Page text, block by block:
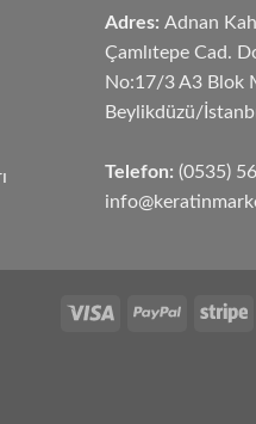
Adres: Adnan
Çamlıtepe Cad.
No:17/3 A3 Blok
Beylikdüzü/
Telefon: (0535)